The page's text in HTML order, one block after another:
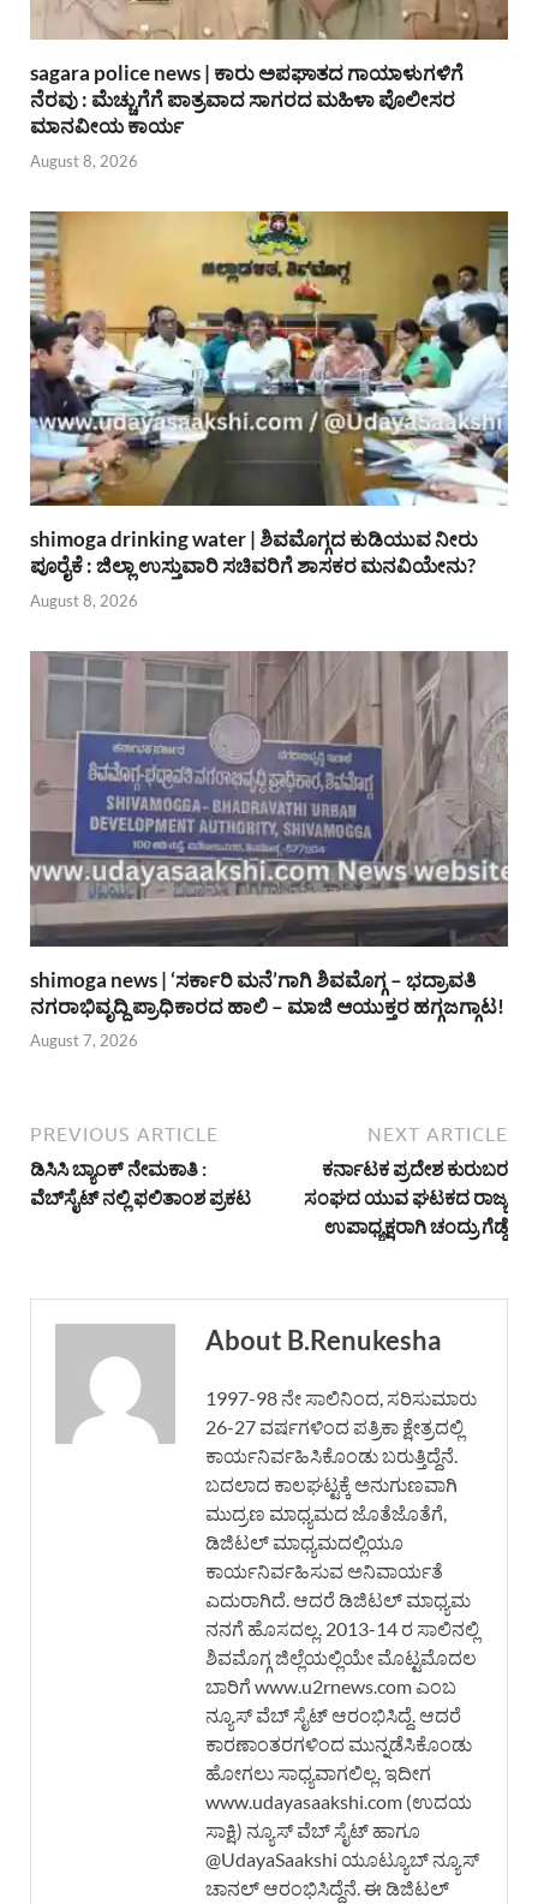
sagara police news | ಕಾರು ಅಪಘಾತದ ಗಾಯಾಳುಗಳಿಗೆ
ನೆರವು : ಮೆಚ್ಚುಗೆಗೆ ಪಾತ್ರವಾದ ಸಾಗರದ ಮಹಿಳಾ ಪೊಲೀಸರ
ಮಾನವೀಯ ಕಾರ್ಯ
August 8, 2026
shimoga drinking water | ಶಿವಮೊಗ್ಗದ ಕುಡಿಯುವ ನೀರು
ಪೂರೈಕೆ : ಜಿಲ್ಲಾ ಉಸ್ತುವಾರಿ ಸಚಿವರಿಗೆ ಶಾಸಕರ ಮನವಿಯೇನು?
August 8, 2026
shimoga news | ‘ಸರ್ಕಾರಿ ಮನೆ’ಗಾಗಿ ಶಿವಮೊಗ್ಗ – ಭದ್ರಾವತಿ
ನಗರಾಭಿವೃದ್ದಿ ಪ್ರಾಧಿಕಾರದ ಹಾಲಿ – ಮಾಜಿ ಆಯುಕ್ತರ ಹಗ್ಗಜಗ್ಗಾಟ!
August 7, 2026
PREVIOUS ARTICLE
ಡಿಸಿಸಿ ಬ್ಯಾಂಕ್ ನೇಮಕಾತಿ :
ವೆಬ್‌ಸೈಟ್ ನಲ್ಲಿ ಫಲಿತಾಂಶ ಪ್ರಕಟ
NEXT ARTICLE
ಕರ್ನಾಟಕ ಪ್ರದೇಶ ಕುರುಬರ
ಸಂಘದ ಯುವ ಘಟಕದ ರಾಜ್ಯ
ಉಪಾಧ್ಯಕ್ಷರಾಗಿ ಚಂದ್ರು ಗೆಡ್ಡೆ
About B.Renukesha
1997-98 ನೇ ಸಾಲಿನಿಂದ, ಸರಿಸುಮಾರು
26-27 ವರ್ಷಗಳಿಂದ ಪತ್ರಿಕಾ ಕ್ಷೇತ್ರದಲ್ಲಿ
ಕಾರ್ಯನಿರ್ವಹಿಸಿಕೊಂಡು ಬರುತ್ತಿದ್ದೆನೆ.
ಬದಲಾದ ಕಾಲಘಟ್ಟಕ್ಕೆ ಅನುಗುಣವಾಗಿ
ಮುದ್ರಣ ಮಾಧ್ಯಮದ ಜೊತೆಜೊತೆಗೆ,
ಡಿಜಿಟಲ್ ಮಾಧ್ಯಮದಲ್ಲಿಯೂ
ಕಾರ್ಯನಿರ್ವಹಿಸುವ ಅನಿವಾರ್ಯತೆ
ಎದುರಾಗಿದೆ. ಆದರೆ ಡಿಜಿಟಲ್ ಮಾಧ್ಯಮ
ನನಗೆ ಹೊಸದಲ್ಲ. 2013-14 ರ ಸಾಲಿನಲ್ಲಿ
ಶಿವಮೊಗ್ಗ ಜಿಲ್ಲೆಯಲ್ಲಿಯೇ ಮೊಟ್ಟಮೊದಲ
ಬಾರಿಗೆ www.u2rnews.com ಎಂಬ
ನ್ಯೂಸ್ ವೆಬ್ ಸೈಟ್ ಆರಂಭಿಸಿದ್ದೆ. ಆದರೆ
ಕಾರಣಾಂತರಗಳಿಂದ ಮುನ್ನಡೆಸಿಕೊಂಡು
ಹೋಗಲು ಸಾಧ್ಯವಾಗಲಿಲ್ಲ. ಇದೀಗ
www.udayasaakshi.com (ಉದಯ
ಸಾಕ್ಷಿ) ನ್ಯೂಸ್ ವೆಬ್ ಸೈಟ್ ಹಾಗೂ
@UdayaSaakshi ಯೂಟ್ಯೂಬ್ ನ್ಯೂಸ್
ಚಾನಲ್ ಆರಂಭಿಸಿದ್ದೆನೆ. ಈ ಡಿಜಿಟಲ್